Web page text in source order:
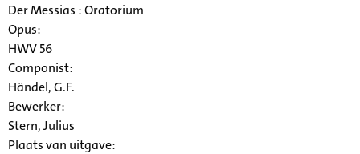
Der Messias : Oratorium
Opus:
HWV 56
Componist:
Händel, G.F.
Bewerker:
Stern, Julius
Plaats van uitgave: